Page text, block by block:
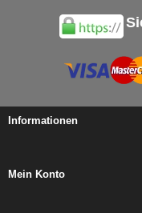
Informationen
Mein Konto